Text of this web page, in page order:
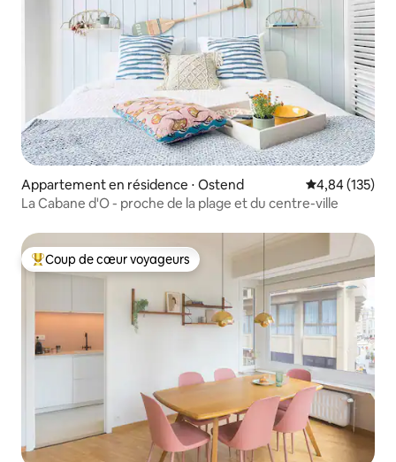
Appartement en résidence ⋅ Ostend Évaluation
4,84 (135)
La Cabane d'O - proche de la plage et du centre-ville
Coups de cœur voyageurs les plus appréciés
Coup de cœur voyageurs